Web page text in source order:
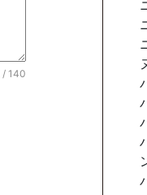
/ 140